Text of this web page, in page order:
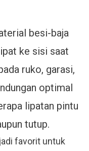
besi-baja
ke sisi saat
ruko, garasi,
optimal
lipatan pintu
tutup.
favorit untuk